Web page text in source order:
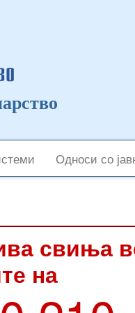
Односи со
свиња
на